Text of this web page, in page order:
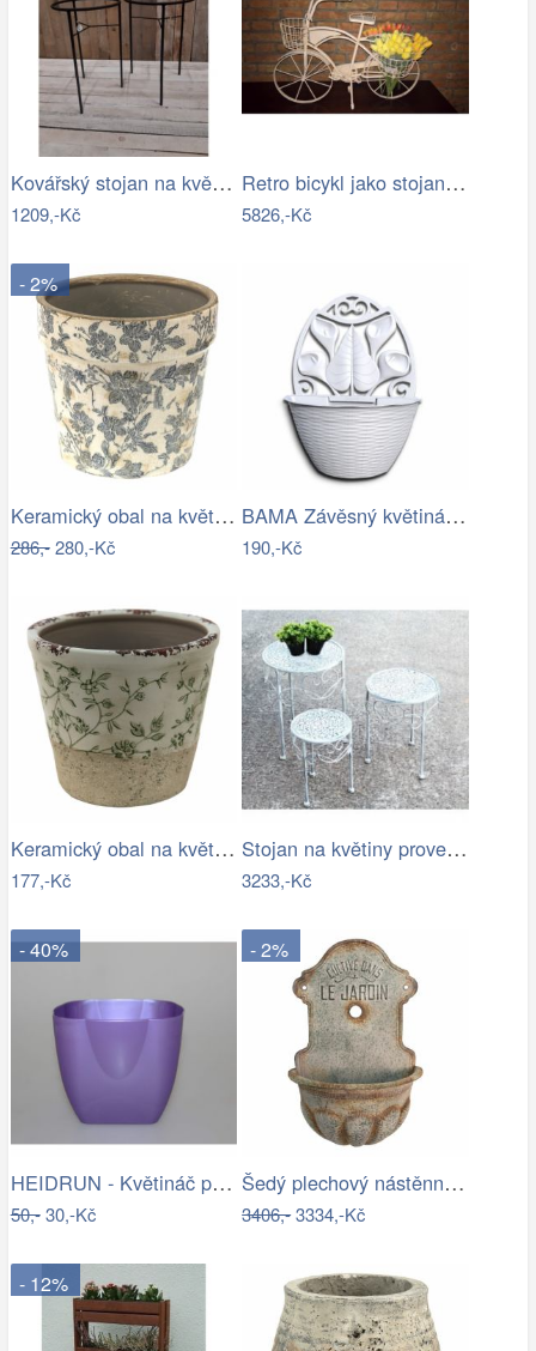
Kovářský stojan na květináč
1209,-Kč
Retro bicykl jako stojan na květiny - EW
5826,-Kč
- 2%
Keramický obal na květináč se šedými…
286,-280,-Kč
BAMA Závěsný květináč GERLA, 32cm
190,-Kč
Keramický obal na květináč se zelenými…
177,-Kč
Stojan na květiny provence
3233,-Kč
- 40%
HEIDRUN - Květináč plast 16x16cm různé…
50,-30,-Kč
- 2%
Šedý plechový nástěnný květináč ve…
3406,-3334,-Kč
- 12%